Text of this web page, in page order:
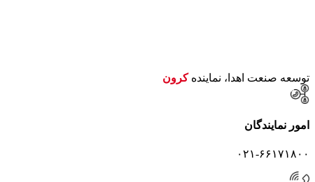
توسعه صنعت اهدا، نمایندهکرون
امور نمایندگان
۰۲۱-۶۶۱۷۱۸۰۰